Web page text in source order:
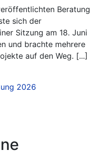
Beratung
sich der
Sitzung am 18. Juni
und brachte mehrere
auf den Weg. [...]
2026